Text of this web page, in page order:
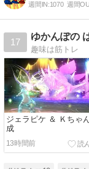
週間IN:1070 週間
17
ゆかんぽの
趣味は筋トレ
ジェラピケ ＆ Ｋちゃ
成
13時間前